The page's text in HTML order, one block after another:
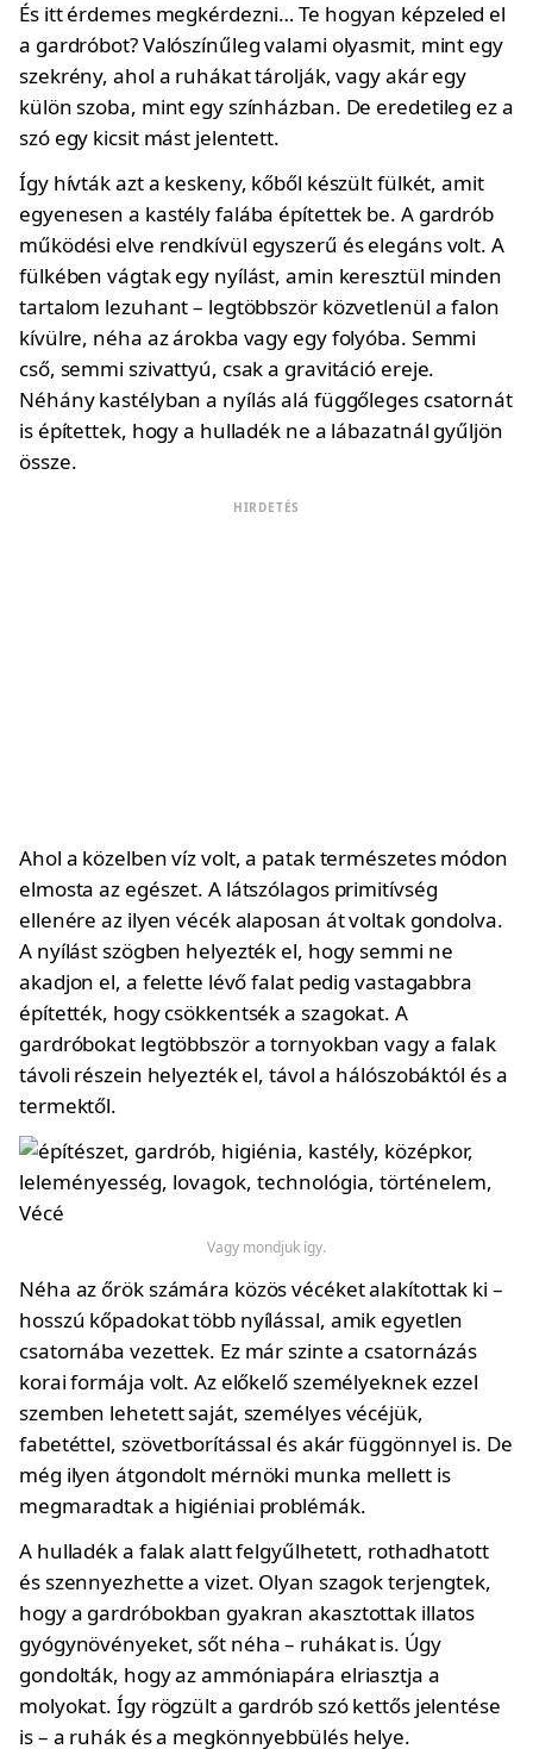
És itt érdemes megkérdezni… Te hogyan képzeled el
a gardróbot? Valószínűleg valami olyasmit, mint egy
szekrény, ahol a ruhákat tárolják, vagy akár egy
külön szoba, mint egy színházban. De eredetileg ez a
szó egy kicsit mást jelentett.
Így hívták azt a keskeny, kőből készült fülkét, amit
egyenesen a kastély falába építettek be. A gardrób
működési elve rendkívül egyszerű és elegáns volt. A
fülkében vágtak egy nyílást, amin keresztül minden
tartalom lezuhant – legtöbbször közvetlenül a falon
kívülre, néha az árokba vagy egy folyóba. Semmi
cső, semmi szivattyú, csak a gravitáció ereje.
Néhány kastélyban a nyílás alá függőleges csatornát
is építettek, hogy a hulladék ne a lábazatnál gyűljön
össze.
HIRDETÉS
Ahol a közelben víz volt, a patak természetes módon
elmosta az egészet. A látszólagos primitívség
ellenére az ilyen vécék alaposan át voltak gondolva.
A nyílást szögben helyezték el, hogy semmi ne
akadjon el, a felette lévő falat pedig vastagabbra
építették, hogy csökkentsék a szagokat. A
gardróbokat legtöbbször a tornyokban vagy a falak
távoli részein helyezték el, távol a hálószobáktól és a
termektől.
Vagy mondjuk így.
Néha az őrök számára közös vécéket alakítottak ki –
hosszú kőpadokat több nyílással, amik egyetlen
csatornába vezettek. Ez már szinte a csatornázás
korai formája volt. Az előkelő személyeknek ezzel
szemben lehetett saját, személyes vécéjük,
fabetéttel, szövetborítással és akár függönnyel is. De
még ilyen átgondolt mérnöki munka mellett is
megmaradtak a higiéniai problémák.
A hulladék a falak alatt felgyűlhetett, rothadhatott
és szennyezhette a vizet. Olyan szagok terjengtek,
hogy a gardróbokban gyakran akasztottak illatos
gyógynövényeket, sőt néha – ruhákat is. Úgy
gondolták, hogy az ammóniapára elriasztja a
molyokat. Így rögzült a gardrób szó kettős jelentése
is – a ruhák és a megkönnyebbülés helye.